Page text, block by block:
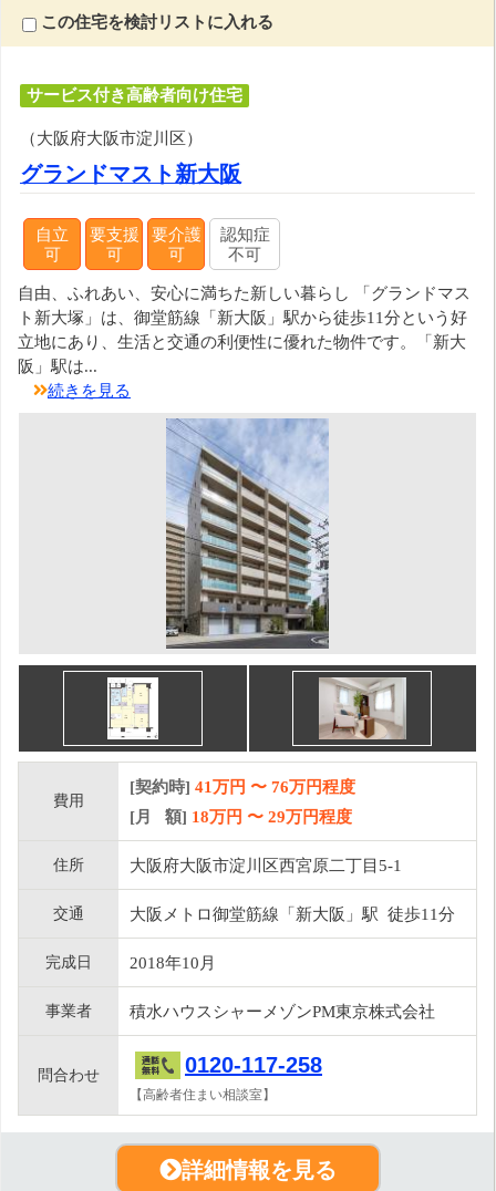
この住宅を検討リストに入れる
サービス付き高齢者向け住宅
（大阪府大阪市淀川区）
グランドマスト新大阪
自立
可
要支援
可
要介護
可
認知症
不可
自由、ふれあい、安心に満ちた新しい暮らし 「グランドマス
ト新大塚」は、御堂筋線「新大阪」駅から徒歩11分という好
立地にあり、生活と交通の利便性に優れた物件です。「新大
阪」駅は...
続きを見る
費用
[契約時] 41万円 〜 76万円程度
[月 額] 18万円 〜 29万円程度
住所 大阪府大阪市淀川区西宮原二丁目5-1
交通 大阪メトロ御堂筋線「新大阪」駅 徒歩11分
完成日 2018年10月
事業者 積水ハウスシャーメゾンPM東京株式会社
問合わせ 0120-117-258
【高齢者住まい相談室】
詳細情報を見る